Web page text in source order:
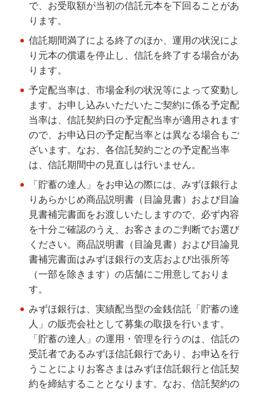
学ぶ・考える
お客さまサポート
困ったときは・よくあるご質問
みずほ銀行について
で、お受取額が当初の信託元本を下回ることがあ
ります。
信託期間満了による終了のほか、運用の状況によ
り元本の償還を停止し、信託を終了する場合があ
ります。
予定配当率は、市場金利の状況等によって変動し
ます。お申し込みいただいたご契約に係る予定配
当率は、信託契約日の予定配当率が適用されます
ので、お申込日の予定配当率とは異なる場合もご
ざいます。なお、各信託契約ごとの予定配当率
は、信託期間中の見直しは行いません。
「貯蓄の達人」をお申込の際には、みずほ銀行よ
りあらかじめ商品説明書（目論見書）および目論
見書補完書面をお渡しいたしますので、必ず内容
を十分ご確認のうえ、お客さまのご判断でお選び
ください。商品説明書（目論見書）および目論見
書補完書面はみずほ銀行の支店および出張所等
（一部を除きます）の店舗にご用意しておりま
す。
みずほ銀行は、実績配当型の金銭信託「貯蓄の達
人」の販売会社として募集の取扱を行います。
「貯蓄の達人」の運用・管理を行うのは、信託の
受託者であるみずほ信託銀行であり、お申込を行
うことによりお客さまはみずほ信託銀行と信託契
約を締結することとなります。なお、信託契約の